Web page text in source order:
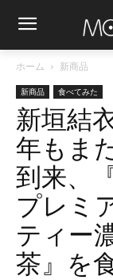
ホーム 新商品
新商品 食べてみた
新垣結
年もま
到来、
プレミ
ティー
茶』を